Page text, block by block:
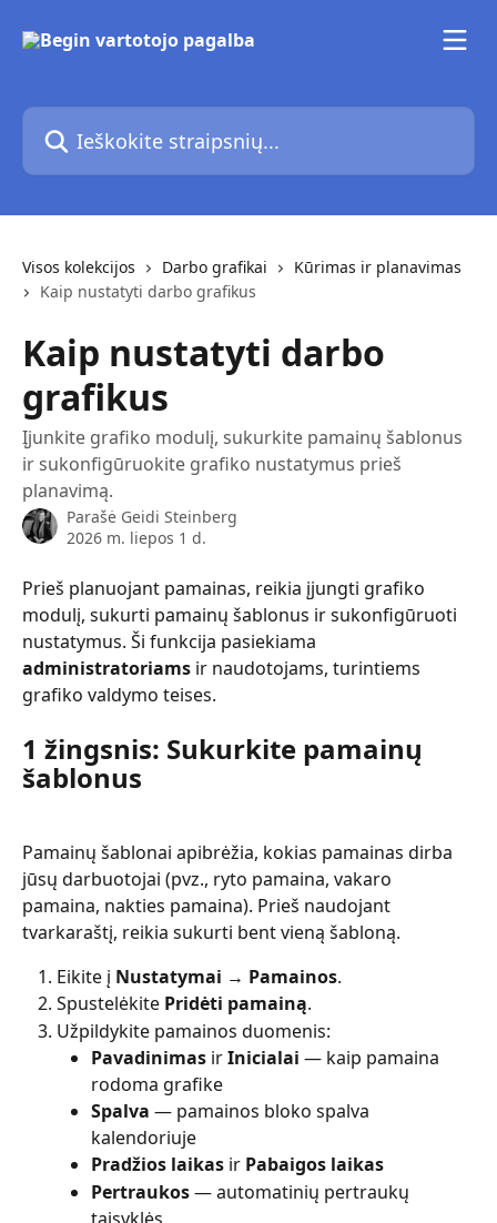
Ieškokite straipsnių...
Visos kolekcijos Darbo grafikai
Kūrimas ir planavimas
Kaip nustatyti darbo grafikus
Kaip nustatyti darbo
grafikus
Įjunkite grafiko modulį, sukurkite pamainų šablonus
ir sukonfigūruokite grafiko nustatymus prieš
planavimą.
Parašė Geidi Steinberg
2026 m. liepos 1 d.
Prieš planuojant pamainas, reikia įjungti grafiko
modulį, sukurti pamainų šablonus ir sukonfigūruoti
nustatymus. Ši funkcija pasiekiama
administratoriams ir naudotojams, turintiems
grafiko valdymo teises.
1 žingsnis: Sukurkite pamainų
šablonus
Pamainų šablonai apibrėžia, kokias pamainas dirba
jūsų darbuotojai (pvz., ryto pamaina, vakaro
pamaina, nakties pamaina). Prieš naudojant
tvarkaraštį, reikia sukurti bent vieną šabloną.
Eikite į Nustatymai → Pamainos.
Spustelėkite Pridėti pamainą.
Užpildykite pamainos duomenis:
Pavadinimas ir Inicialai — kaip pamaina
rodoma grafike
Spalva — pamainos bloko spalva
kalendoriuje
Pradžios laikas ir Pabaigos laikas
Pertraukos — automatinių pertraukų